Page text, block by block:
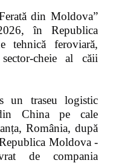
din Moldova”
în Republica
feroviară,
cheie al căii
un traseu logistic
China pe cale
România, după
Moldova -
de compania